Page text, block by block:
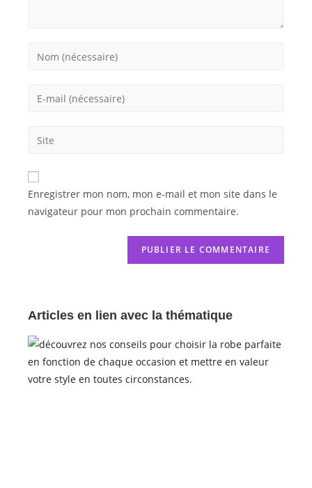
Enregistrer mon nom, mon e-mail et mon site dans le
navigateur pour mon prochain commentaire.
Articles en lien avec la thématique